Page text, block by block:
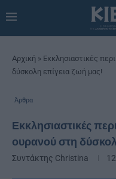
Αρχική » Εκκλησιαστικές
δύσκολη επίγεια ζωή μας!
Άρθρα
Εκκλησιαστικές
ουρανού στη
Συντάκτης Christina